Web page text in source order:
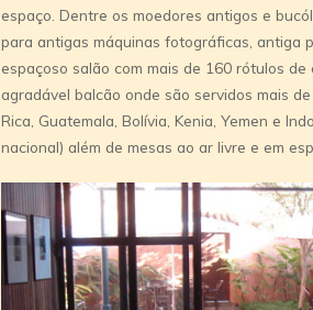
espaço. Dentre os moedores antigos e
para antigas máquinas fotográficas, antiga
espaçoso salão com mais de 160 rótulos
agradável balcão onde são servidos mais
Rica, Guatemala, Bolí­via, Kenia, Yemen e
nacional) além de mesas ao ar livre e em